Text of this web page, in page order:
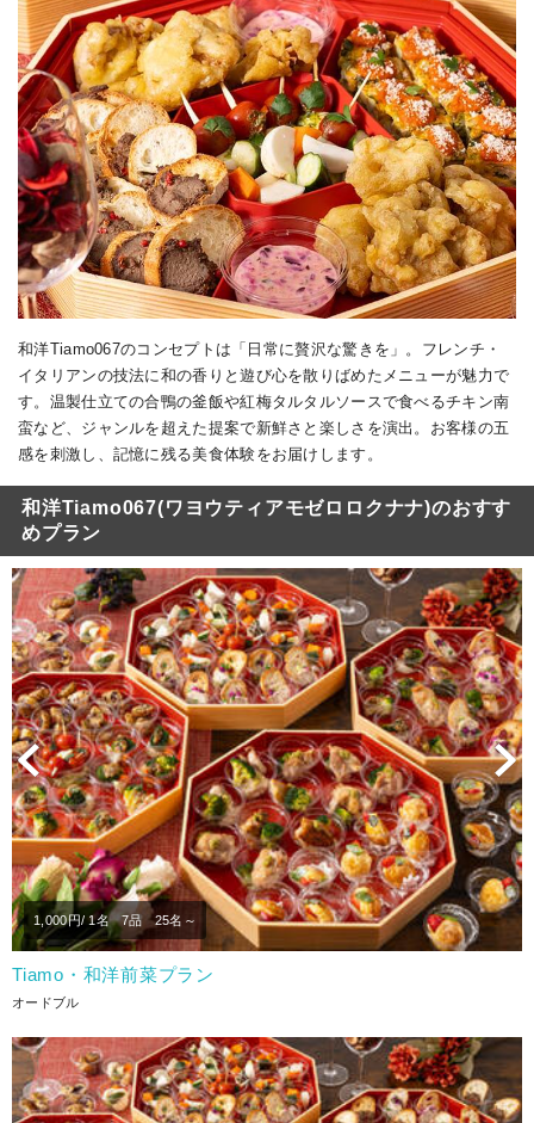
和洋Tiamo067のコンセプトは「日常に贅沢な驚きを」。フレンチ・
イタリアンの技法に和の香りと遊び心を散りばめたメニューが魅力で
す。温製仕立ての合鴨の釜飯や紅梅タルタルソースで食べるチキン南
蛮など、ジャンルを超えた提案で新鮮さと楽しさを演出。お客様の五
感を刺激し、記憶に残る美食体験をお届けします。
和洋Tiamo067(ワヨウティアモゼロロクナナ)のおすす
めプラン
Previous
1,000円/ 1名 7品 25名～
Tiamo・和洋前菜プラン
オードブル